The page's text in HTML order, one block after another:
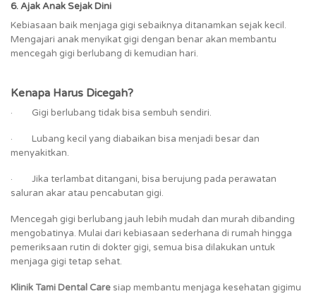
6. Ajak Anak Sejak Dini
Kebiasaan baik menjaga gigi sebaiknya ditanamkan sejak kecil.
Mengajari anak menyikat gigi dengan benar akan membantu
mencegah gigi berlubang di kemudian hari.
Kenapa Harus Dicegah?
· Gigi berlubang tidak bisa sembuh sendiri.
· Lubang kecil yang diabaikan bisa menjadi besar dan
menyakitkan.
· Jika terlambat ditangani, bisa berujung pada perawatan
saluran akar atau pencabutan gigi.
Mencegah gigi berlubang jauh lebih mudah dan murah dibanding
mengobatinya. Mulai dari kebiasaan sederhana di rumah hingga
pemeriksaan rutin di dokter gigi, semua bisa dilakukan untuk
menjaga gigi tetap sehat.
Klinik Tami Dental Care siap membantu menjaga kesehatan gigimu